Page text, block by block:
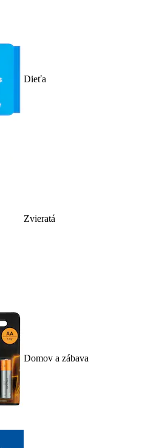
Dieťa
Zvieratá
Domov a zábava